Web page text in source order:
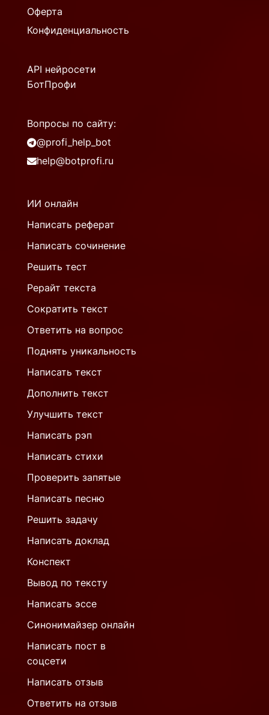
Оферта
Конфиденциальность
API нейросети
БотПрофи
Вопросы по сайту:
@profi_help_bot
help@botprofi.ru
ИИ онлайн
Написать реферат
Написать сочинение
Решить тест
Рерайт текста
Сократить текст
Ответить на вопрос
Поднять уникальность
Написать текст
Дополнить текст
Улучшить текст
Написать рэп
Написать стихи
Проверить запятые
Написать песню
Решить задачу
Написать доклад
Конспект
Вывод по тексту
Написать эссе
Синонимайзер онлайн
Написать пост в
соцсети
Написать отзыв
Ответить на отзыв